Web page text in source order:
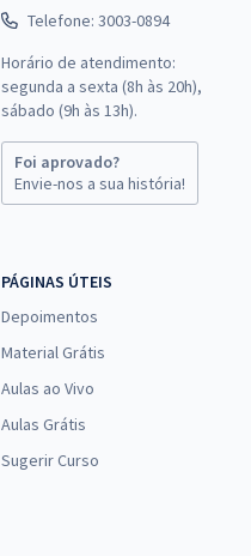
Telefone: 3003-0894
Horário de atendimento:
segunda a sexta (8h às 20h),
sábado (9h às 13h).
Foi aprovado?
Envie-nos a sua história!
PÁGINAS ÚTEIS
Depoimentos
Material Grátis
Aulas ao Vivo
Aulas Grátis
Sugerir Curso